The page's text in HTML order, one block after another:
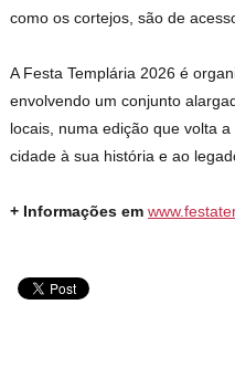
como os cortejos, são de
A Festa Templária 2026 é
envolvendo um conjunto
locais, numa edição que volta
cidade à sua história e ao
+ Informações em